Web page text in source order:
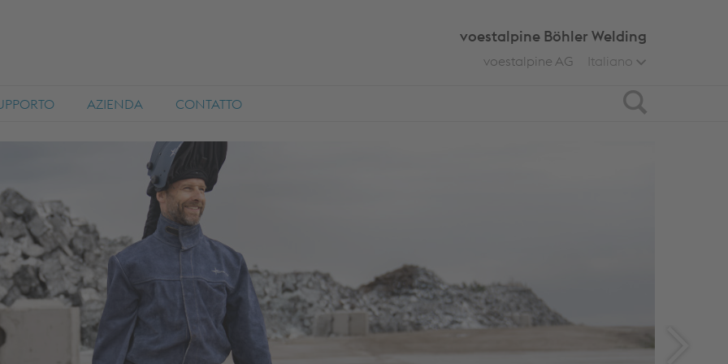
Search
voestalpine Böhler Welding
Italiano
voestalpine AG
AZIENDA CONTATTO